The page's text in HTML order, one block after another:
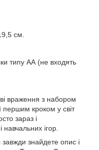
см.
типу АА (не входять
враження з набором
першим кроком у світ
зараз і
ігор.
завжди знайдете опис і